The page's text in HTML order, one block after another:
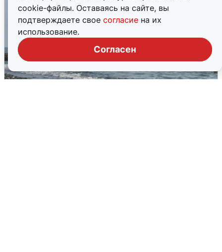
cookie-файлы. Оставаясь на сайте, вы
подтверждаете свое согласие на их
использование.
Согласен